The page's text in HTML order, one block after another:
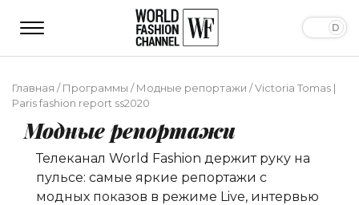
Главная /Программы /Модные репортажи /Victoria Tomas |
Paris fashion report ss2020
Модные репортажи
Телеканал World Fashion держит руку на
пульсе: самые яркие репортажи с
модных показов в режиме Live, интервью